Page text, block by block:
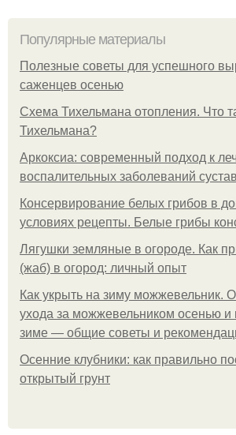
Популярные материалы
Полезные советы для успешного
саженцев осенью
Схема Тихельмана отопления. Что
Тихельмана?
Аркоксиа: современный подход к
воспалительных заболеваний
Консервирование белых грибов в
условиях рецепты. Белые грибы
Лягушки земляные в огороде. Как
(жаб) в огород: личный опыт
Как укрыть на зиму можжевельник.
ухода за можжевельником осенью и
зиме — общие советы и
Осенние клубники: как правильно
открытый грунт